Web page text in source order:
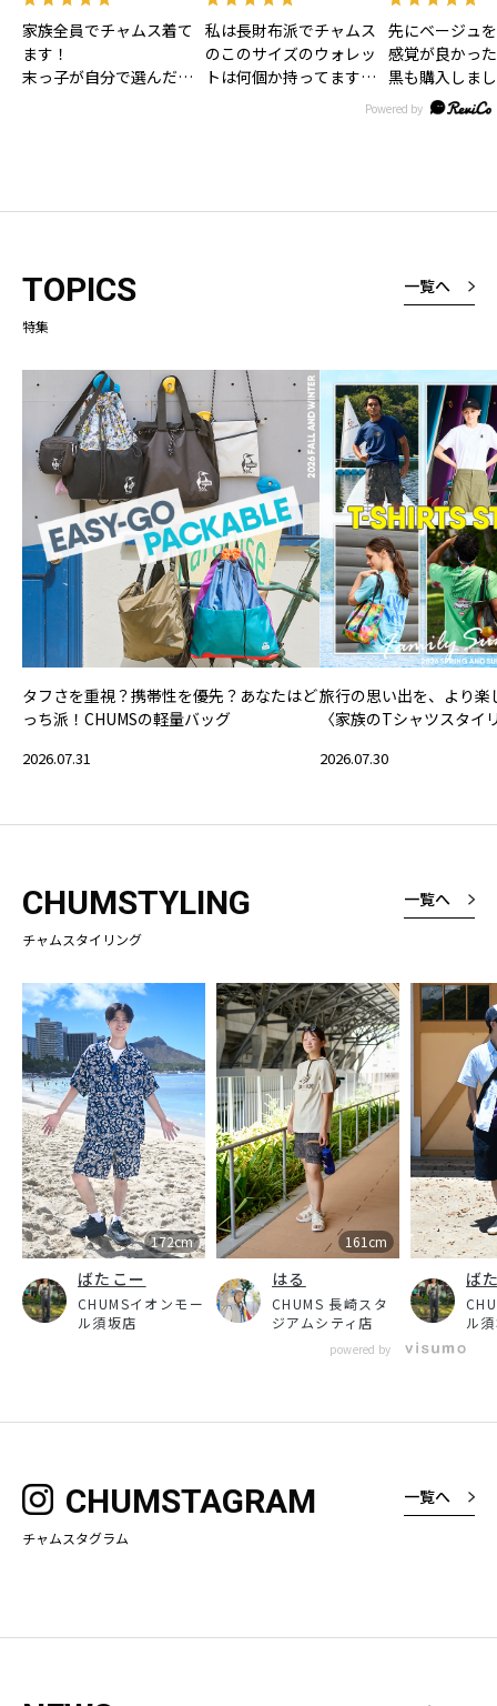
家族全員でチャムス着て
ます！
末っ子が自分で選んだも
私は長財布派でチャムス
のこのサイズのウォレッ
トは何個か持ってます！
スタッフさんが秋冬バー
リです(≧∇≦)
先にベージュ
感覚が良かっ
黒も購入しま
お気に入りの
TOPICS
特集
一覧へ
タフさを重視？携帯性を優先？あなたはど
っち派！CHUMSの軽量バッグ
2026.07.31
旅行の思い出を、より楽
〈家族のTシャツスタイ
2026.07.30
CHUMSTYLING
チャムスタイリング
一覧へ
CHUMSイオンモー
ル須坂店
ばたこー
172cm
CHUMS 長崎スタ
ジアムシティ店
はる
161cm
ル
ば
powered by
CHUMSTAGRAM
チャムスタグラム
一覧へ